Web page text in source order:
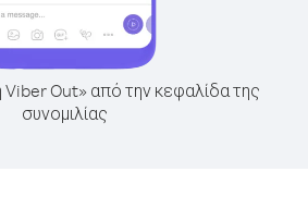
Viber Out» από την κεφαλίδα της
συνομιλίας